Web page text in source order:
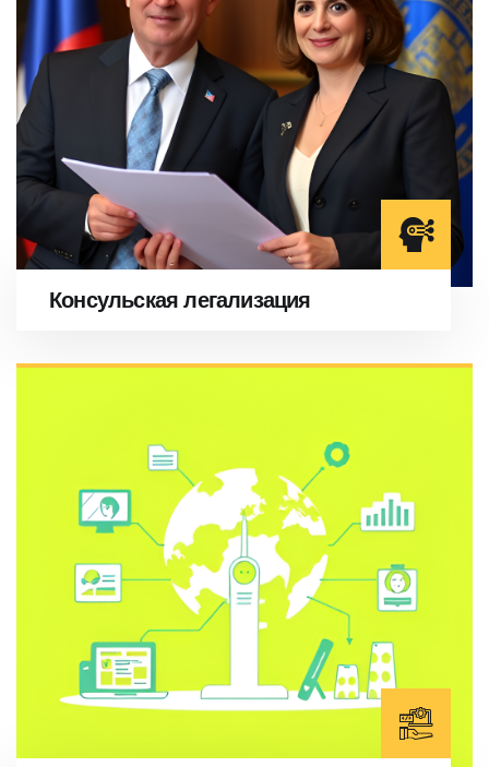
Консульская легализация